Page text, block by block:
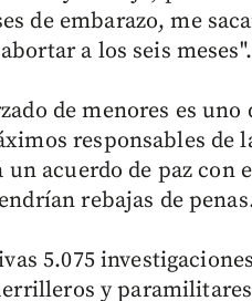
de embarazo, me
a los seis meses".
de menores es uno
responsables de
acuerdo de paz con
rebajas de
5.075
y